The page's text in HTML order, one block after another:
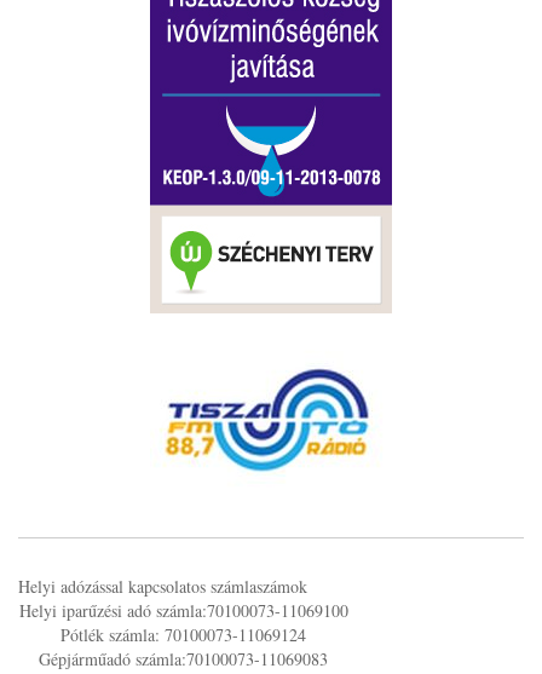
Helyi adózással kapcsolatos számlaszámok
Helyi iparűzési adó számla:70100073-11069100
Pótlék számla: 70100073-11069124
Gépjárműadó számla:70100073-11069083